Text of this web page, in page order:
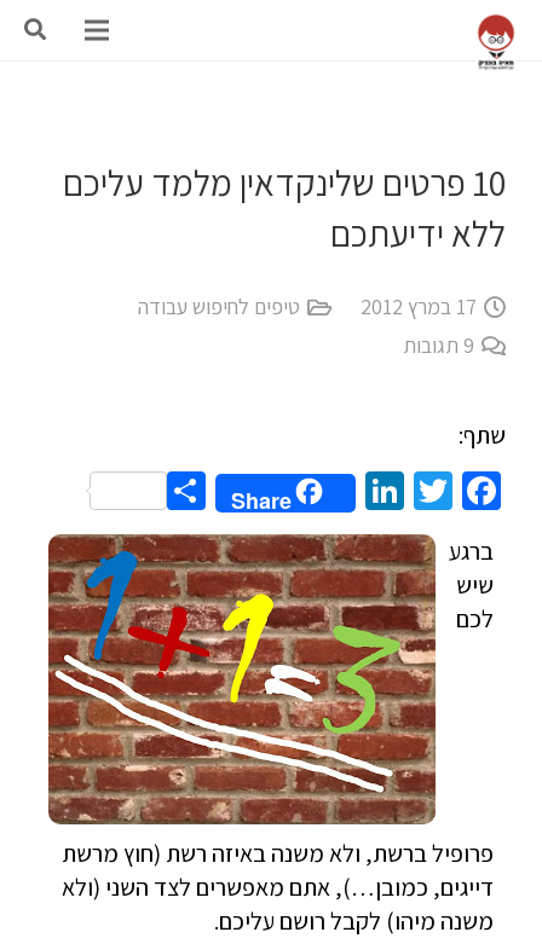
10 פרטים שלינקדאין מלמד עליכם
ללא ידיעתכם
17 במרץ 2012
טיפים לחיפוש עבודה
9 תגובות
שתף:
Facebook
Twitter
LinkedIn
Share
Share
ברגע
שיש
לכם
פרופיל ברשת, ולא משנה באיזה רשת (חוץ מרשת
דייגים, כמובן…), אתם מאפשרים לצד השני (ולא
משנה מיהו) לקבל רושם עליכם.